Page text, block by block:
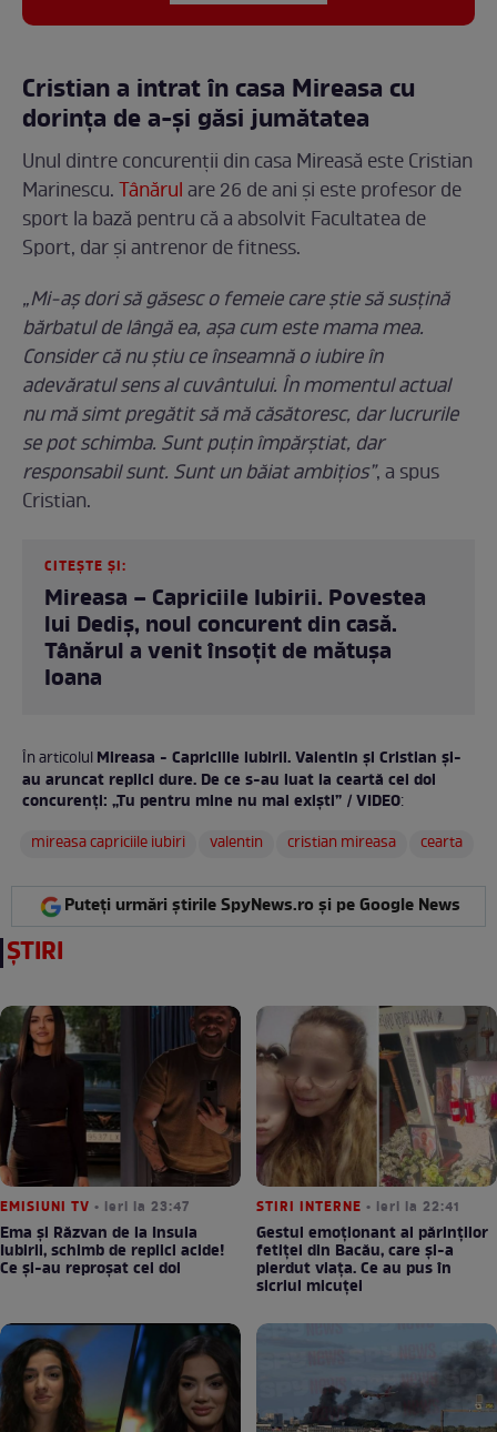
Cristian a intrat în casa Mireasa cu
dorința de a-și găsi jumătatea
Unul dintre concurenții din casa Mireasă este Cristian
Marinescu.Tânărulare 26 de ani și este profesor de
sport la bază pentru că a absolvit Facultatea de
Sport, dar și antrenor de fitness.
„Mi-aș dori să găsesc o femeie care știe să susțină
bărbatul de lângă ea, așa cum este mama mea.
Consider că nu știu ce înseamnă o iubire în
adevăratul sens al cuvântului. În momentul actual
nu mă simt pregătit să mă căsătoresc, dar lucrurile
se pot schimba. Sunt puțin împărștiat, dar
responsabil sunt. Sunt un băiat ambițios”, a spus
Cristian.
CITEȘTE ȘI:
Mireasa – Capriciile Iubirii. Povestea
lui Dediș, noul concurent din casă.
Tânărul a venit însoțit de mătușa
Ioana
În articolulMireasa - Capriciile iubirii. Valentin și Cristian și-
au aruncat replici dure. De ce s-au luat la ceartă cei doi
concurenți: „Tu pentru mine nu mai exiști” / VIDEO:
mireasa capriciile iubiri
valentin cristian mireasa cearta
Puteți urmări știrile SpyNews.ro și pe Google News
ȘTIRI
EMISIUNI TV • ieri la 23:47
Ema și Răzvan de la Insula
Iubirii, schimb de replici acide!
Ce și-au reproșat cei doi
STIRI INTERNE • ieri la 22:41
Gestul emoționant al părinților
fetiței din Bacău, care și-a
pierdut viața. Ce au pus în
sicriul micuței